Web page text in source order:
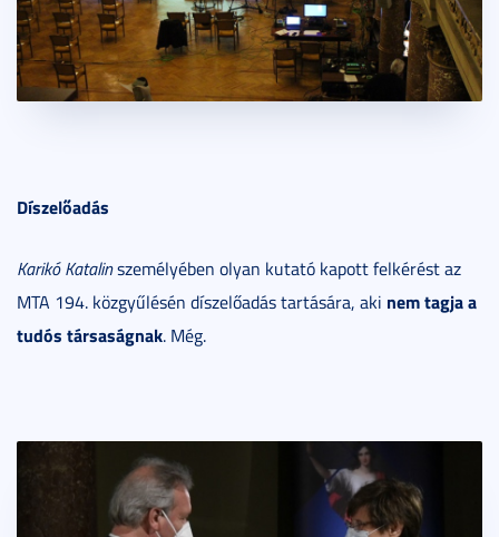
Díszelőadás
Karikó Katalinszemélyében olyan kutató kapott felkérést az
MTA 194. közgyűlésén díszelőadás tartására, aki nem tagja a
tudós társaságnak. Még.